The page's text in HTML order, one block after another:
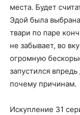
места. Будет
Эдой была
твари по паре
не забывает, во
огромную
запустился
почему причинам.
Искупление 31